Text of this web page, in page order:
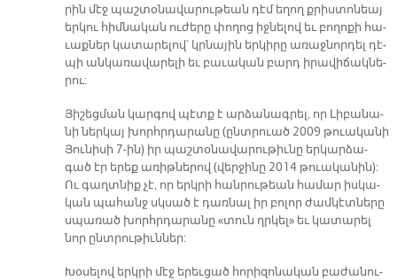
րին մէջ պաշ­տօ­նա­վա­րու­թեան դէմ ե­ղող քրիս­տո­նեայ
եր­կու հիմ­նա­կան ու­ժե­րը փո­ղոց իջ­նե­լով եւ բո­ղո­քի հա­
ւաք­ներ կա­տա­րե­լով՝ կրնա­յին եր­կի­րը ա­ռաջ­նոր­դել դէ­
պի ան­կա­ռա­վա­րե­լի եւ բա­ւա­կան բարդ ի­րա­վի­ճակ­նե­
րու:
Յի­շեց­ման կար­գով պէտք է ար­ձա­նագ­­րել, որ Լի­բա­նա­
նի ներ­կայ խորհր­դա­րա­նը (ընտ­րուած 2009 թուա­կա­նի
Յու­նի­սի 7-ին) իր պաշ­տօ­նա­վա­րու­թիւ­նը եր­կար­ձա­
գած էր ե­րեք ա­ռիթ­նե­րով (վեր­ջի­նը 2014 թուա­կա­նին):
Ու գաղտ­նիք չէ, որ երկ­րի հան­րու­թեան հա­մար իս­կա­
կան պա­հանջ սկսած է դառ­նալ իր բո­լոր ժամ­կէտ­նե­րը
սպա­ռած խորհր­դա­րա­նը «տուն ղրկե­լ» եւ կա­տա­րել
նոր ընտ­րու­թիւն­ներ:
Խօ­սե­լով երկ­րի մէջ ե­րեւ­ցած հո­րի­զո­նա­կան բա­ժա­նու­